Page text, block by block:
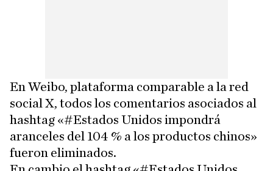
En Weibo, plataforma comparable a la red
social X, todos los comentarios asociados al
hashtag «#Estados Unidos impondrá
aranceles del 104 % a los productos chinos»
fueron eliminados.